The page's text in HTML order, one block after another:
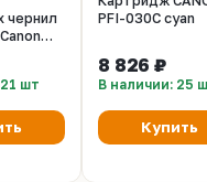
чернил
TM-
TM-
цветов
шт
PFI-030C cyan
8 826 ₽
В наличии: 25
Купить